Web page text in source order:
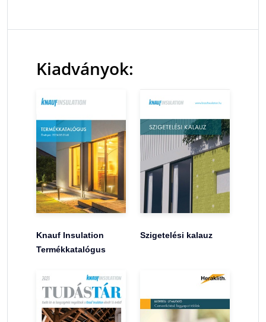
Kiadványok:
Knauf Insulation
Termékkatalógus
Szigetelési kalauz